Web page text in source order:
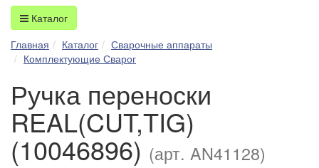
Каталог
Главная
Каталог
Сварочные аппараты
Комплектующие Сварог
Ручка переноски
REAL(CUT,TIG)
(10046896) (арт. AN41128)